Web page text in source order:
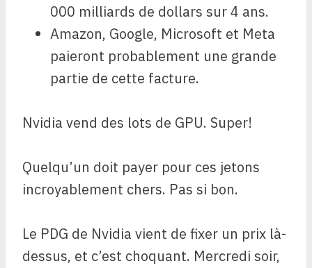
000 milliards de dollars sur 4 ans.
Amazon, Google, Microsoft et Meta
paieront probablement une grande
partie de cette facture.
Nvidia vend des lots de GPU. Super!
Quelqu’un doit payer pour ces jetons
incroyablement chers. Pas si bon.
Le PDG de Nvidia vient de fixer un prix là-
dessus, et c’est choquant. Mercredi soir,